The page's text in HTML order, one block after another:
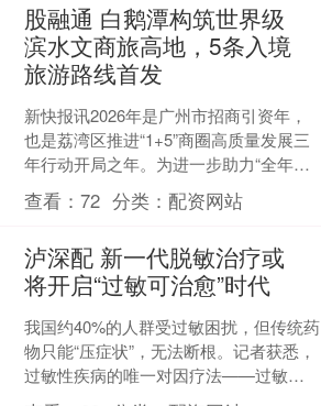
股融通 白鹅潭构筑世界级
滨水文商旅高地，5条入境
旅游路线首发
新快报讯2026年是广州市招商引资年，
也是荔湾区推进“1+5”商圈高质量发展三
年行动开局之年。为进一步助力“全年全
员大招商”行动，推动白鹅潭“工商并举两
业融合”....
查看：72 分类：配资网站
泸深配 新一代脱敏治疗或
将开启“过敏可治愈”时代
我国约40%的人群受过敏困扰，但传统药
物只能“压症状”，无法断根。记者获悉，
过敏性疾病的唯一对因疗法——过敏原
特异性免疫治疗（AIT，俗称脱敏治疗）